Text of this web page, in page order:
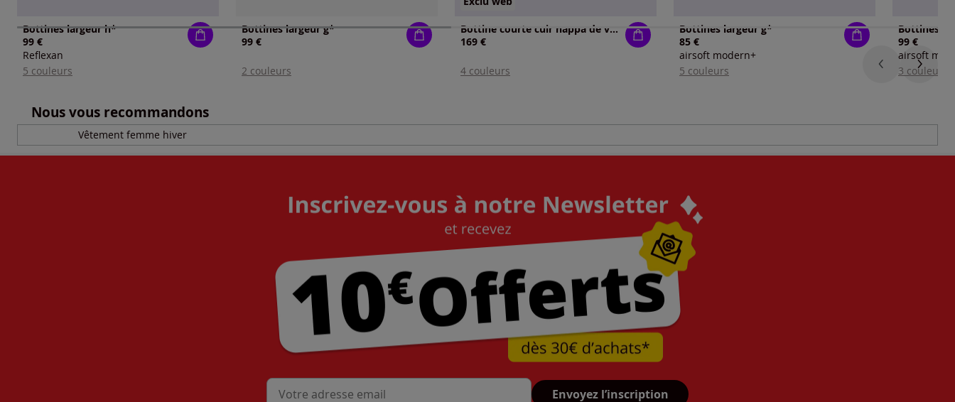
Bottines largeur h*
99 €
Reflexan
5 couleurs
Bottines largeur g*
99 €
2 couleurs
Bottine courte cuir nappa de vache
169 €
4 couleurs
Bottines largeur g*
85 €
airsoft modern+
5 couleurs
Bottines
99 €
airsoft
3 couleurs
Nous vous recommandons
Vêtement femme hiver
Envoyez l’inscription